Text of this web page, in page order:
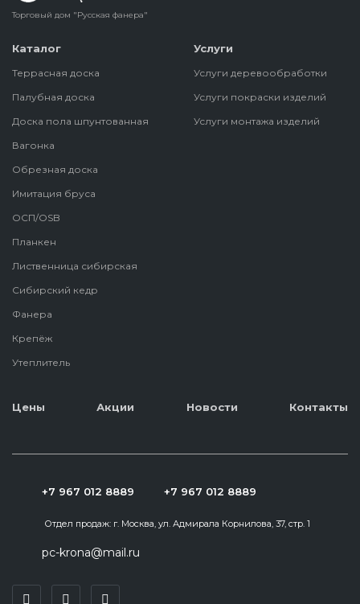
Торговый дом "Русская фанера"
Каталог
Террасная доска
Палубная доска
Доска пола шпунтованная
Вагонка
Обрезная доска
Имитация бруса
ОСП/OSB
Планкен
Лиственница сибирская
Сибирский кедр
Фанера
Крепёж
Утеплитель
Услуги
Услуги деревообработки
Услуги покраски изделий
Услуги монтажа изделий
Цены Акции Новости Контакты
+7 967 012 8889 +7 967 012 8889
Отдел продаж: г. Москва, ул. Адмирала Корнилова, 37, стр. 1
pc-krona@mail.ru